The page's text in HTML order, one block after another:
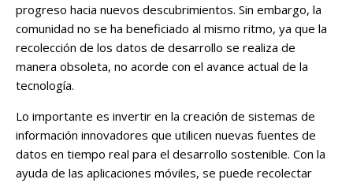
progreso hacia nuevos descubrimientos. Sin embargo, la
comunidad no se ha beneficiado al mismo ritmo, ya que la
recolección de los datos de desarrollo se realiza de
manera obsoleta, no acorde con el avance actual de la
tecnología.
Lo importante es invertir en la creación de sistemas de
información innovadores que utilicen nuevas fuentes de
datos en tiempo real para el desarrollo sostenible. Con la
ayuda de las aplicaciones móviles, se puede recolectar